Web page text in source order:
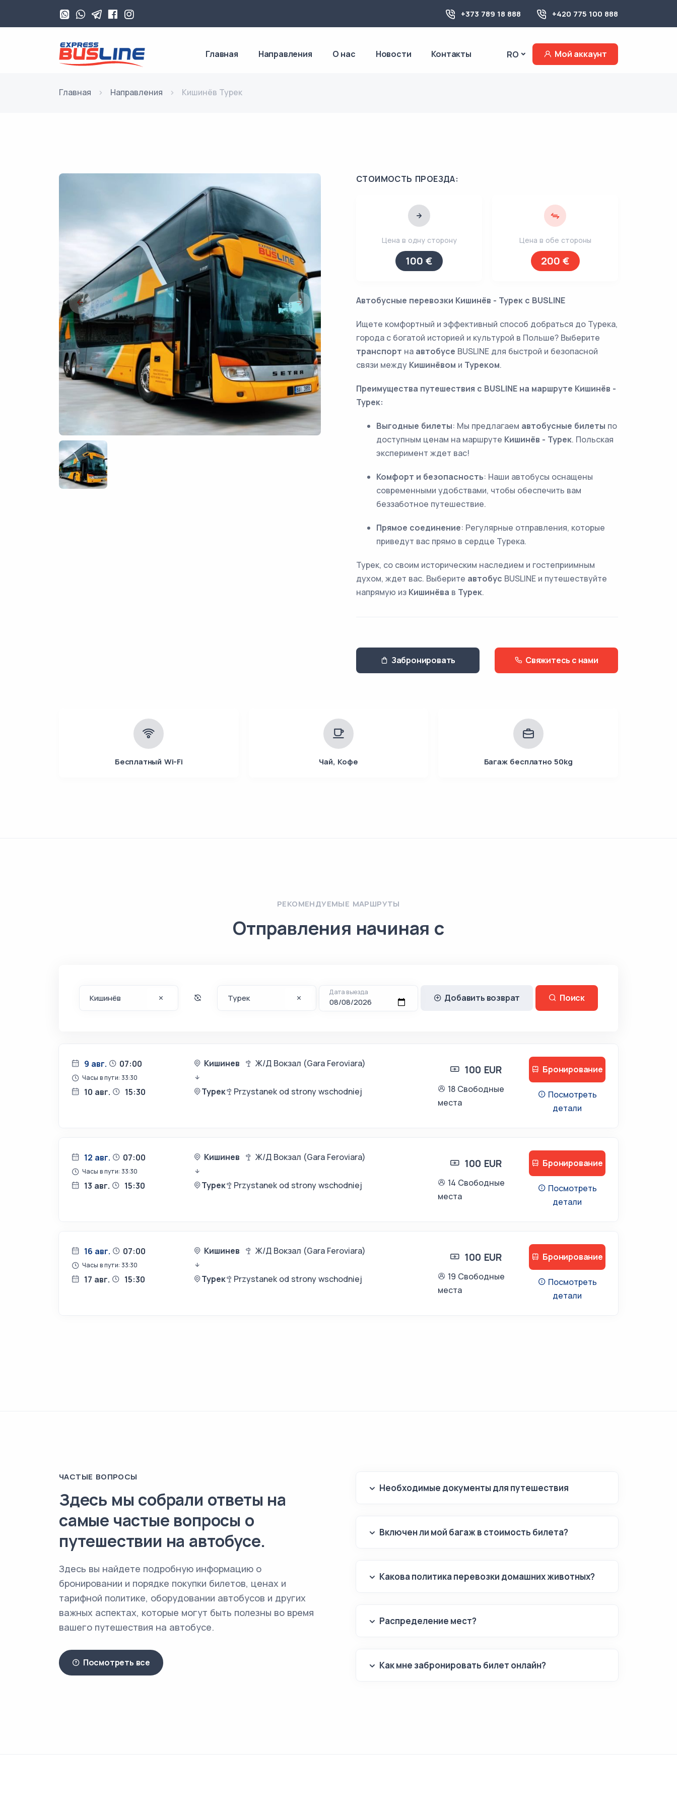
+373 789 18 888 +420 775 100 888
Главная Направления О нас Новости Контакты RO Мой аккаунт
Главная Направления Кишинёв Турек
СТОИМОСТЬ ПРОЕЗДА:
Цена в одну сторону
100 €
Цена в обе стороны
200 €
Автобусные перевозки Кишинёв - Турек с BUSLINE
Ищете комфортный и эффективный способ добраться до Турека,
города с богатой историей и культурой в Польше? Выберите
транспорт на автобусе BUSLINE для быстрой и безопасной
связи между Кишинёвом и Туреком.
Преимущества путешествия с BUSLINE на маршруте Кишинёв -
Турек:
Выгодные билеты: Мы предлагаем автобусные билеты по
доступным ценам на маршруте Кишинёв - Турек. Польская
эксперимент ждет вас!
Комфорт и безопасность: Наши автобусы оснащены
современными удобствами, чтобы обеспечить вам
беззаботное путешествие.
Прямое соединение: Регулярные отправления, которые
приведут вас прямо в сердце Турека.
Турек, со своим историческим наследием и гостеприимным
духом, ждет вас. Выберите автобус BUSLINE и путешествуйте
напрямую из Кишинёва в Турек.
Забронировать Свяжитесь с нами
Бесплатный Wi-Fi Чай, Кофе Багаж бесплатно 50kg
РЕКОМЕНДУЕМЫЕ МАРШРУТЫ
Отправления начиная с
Дата выезда Добавить возврат Поиск
9 авг. 07:00 Кишинев Ж/Д Вокзал (Gara Feroviara)
Часы в пути: 33:30
10 авг. 15:30 Турек Przystanek od strony wschodniej
100 EUR
18 Свободные
места
Бронирование
Посмотреть
детали
12 авг. 07:00 Кишинев Ж/Д Вокзал (Gara Feroviara)
Часы в пути: 33:30
13 авг. 15:30 Турек Przystanek od strony wschodniej
100 EUR
14 Свободные
места
Бронирование
Посмотреть
детали
16 авг. 07:00 Кишинев Ж/Д Вокзал (Gara Feroviara)
Часы в пути: 33:30
17 авг. 15:30 Турек Przystanek od strony wschodniej
100 EUR
19 Свободные
места
Бронирование
Посмотреть
детали
ЧАСТЫЕ ВОПРОСЫ
Здесь мы собрали ответы на
самые частые вопросы о
путешествии на автобусе.
Здесь вы найдете подробную информацию о
бронировании и порядке покупки билетов, ценах и
тарифной политике, оборудовании автобусов и других
важных аспектах, которые могут быть полезны во время
вашего путешествия на автобусе.
Посмотреть все
Необходимые документы для путешествия
Включен ли мой багаж в стоимость билета?
Какова политика перевозки домашних животных?
Распределение мест?
Как мне забронировать билет онлайн?